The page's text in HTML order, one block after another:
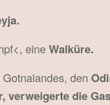
eineWalküre.
den
verweigerte die